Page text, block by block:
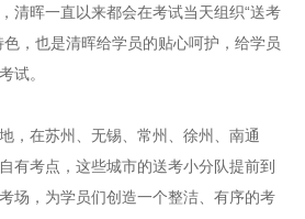
清晖一直以来都会在考试当天组织“送考
，也是清晖给学员的贴心呵护，给学员
试。
，在苏州、无锡、常州、徐州、南通
有考点，这些城市的送考小分队提前到
场，为学员们创造一个整洁、有序的考